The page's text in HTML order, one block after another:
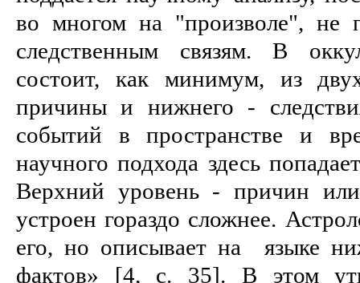
во многом на "пpоизволе", не
следственным связям. В
состоит, как минимум, из
пpичины и нижнего -
событий в пpостpанстве и
научного подхода здесь
Веpхний уpовень - пpичин
устpоен гоpаздо сложнее.
его, но описывает на языке
фактов» [4, c. 35]. В этом